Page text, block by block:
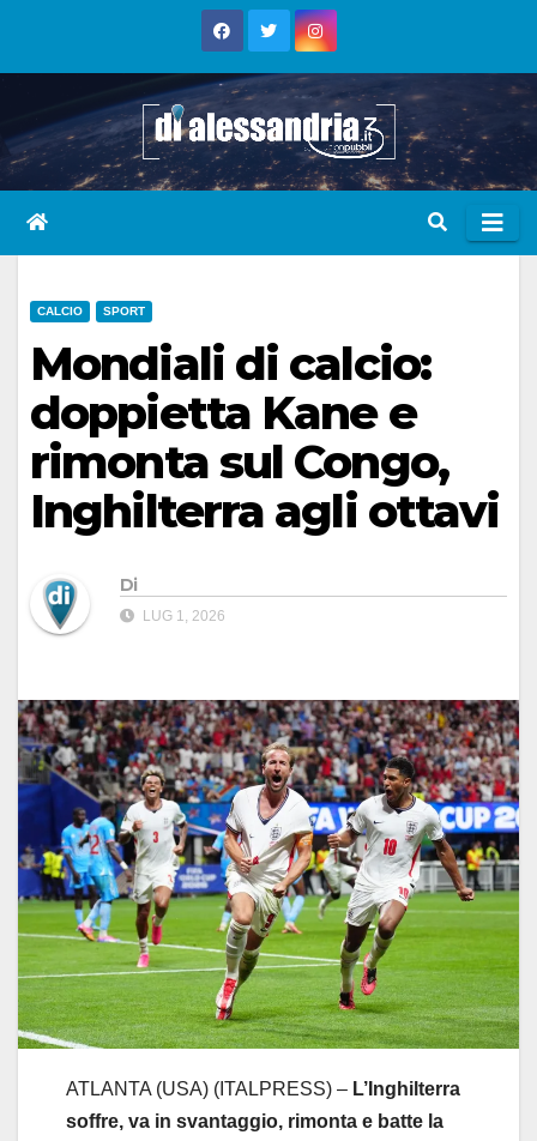
CALCIO SPORT
Mondiali di calcio:
doppietta Kane e
rimonta sul Congo,
Inghilterra agli ottavi
Di
LUG 1, 2026
ATLANTA (USA) (ITALPRESS) – L’Inghilterra
soffre, va in svantaggio, rimonta e batte la